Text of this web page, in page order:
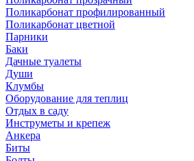
Поликарбонат профилированный
Поликарбонат цветной
Парники
Баки
Дачные туалеты
Души
Клумбы
Оборудование для теплиц
Отдых в саду
Инструметы и крепеж
Анкера
Биты